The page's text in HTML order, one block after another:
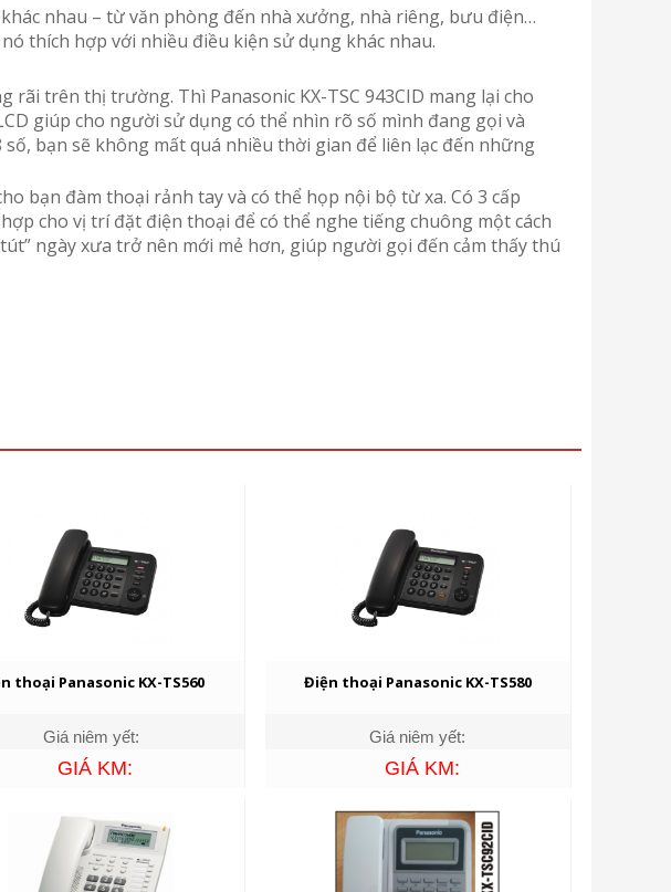
nhau – từ văn phòng đến nhà xưởng, nhà riêng, bưu điện…
thích hợp với nhiều điều kiện sử dụng khác nhau.
trên thị trường. Thì Panasonic KX-TSC 943CID mang lại cho
giúp cho người sử dụng có thể nhìn rõ số mình đang gọi và
bạn sẽ không mất quá nhiều thời gian để liên lạc đến những
bạn đàm thoại rảnh tay và có thể họp nội bộ từ xa. Có 3 cấp
cho vị trí đặt điện thoại để có thể nghe tiếng chuông một cách
ngày xưa trở nên mới mẻ hơn, giúp người gọi đến cảm thấy thú
thoại Panasonic KX-TS560
Giá niêm yết:
GIÁ KM:
Điện thoại Panasonic KX-TS580
Giá niêm yết:
GIÁ KM: